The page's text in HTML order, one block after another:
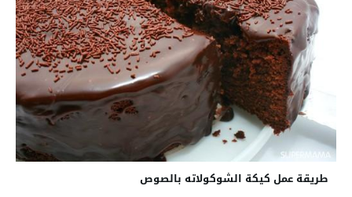
طريقة عمل كيكة الشوكولاته بالصوص